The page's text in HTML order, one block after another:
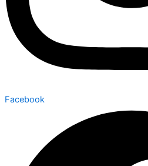
Facebook